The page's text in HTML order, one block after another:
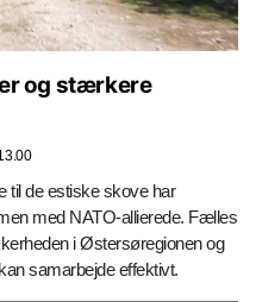
og stærkere
til de estiske skove har
med NATO-allierede. Fælles
i Østersøregionen og
samarbejde effektivt.